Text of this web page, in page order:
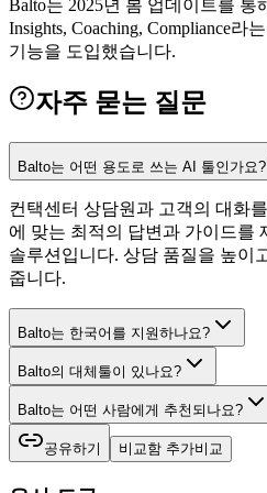
Balto는 2025년 봄 업데이트를
Insights, Coaching, Compliance라
기능을 도입했습니다.
자주 묻는 질문
Balto는 어떤 용도로 쓰는 AI 툴인가요?
컨택센터 상담원과 고객의 대화
에 맞는 최적의 답변과 가이드를
솔루션입니다. 상담 품질을 높이
줍니다.
Balto는 한국어를 지원하나요?
Balto의 대체툴이 있나요?
Balto는 어떤 사람에게 추천되나요?
공유하기 비교함 추가비교